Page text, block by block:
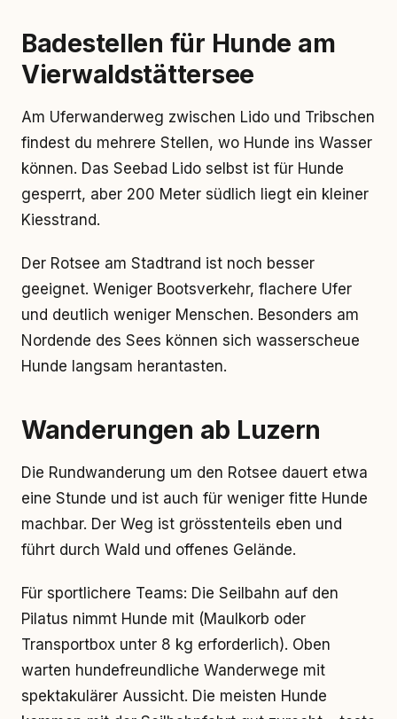
Badestellen für Hunde am
Vierwaldstättersee
Am Uferwanderweg zwischen Lido und Tribschen
findest du mehrere Stellen, wo Hunde ins Wasser
können. Das Seebad Lido selbst ist für Hunde
gesperrt, aber 200 Meter südlich liegt ein kleiner
Kiesstrand.
Der Rotsee am Stadtrand ist noch besser
geeignet. Weniger Bootsverkehr, flachere Ufer
und deutlich weniger Menschen. Besonders am
Nordende des Sees können sich wasserscheue
Hunde langsam herantasten.
Wanderungen ab Luzern
Die Rundwanderung um den Rotsee dauert etwa
eine Stunde und ist auch für weniger fitte Hunde
machbar. Der Weg ist grösstenteils eben und
führt durch Wald und offenes Gelände.
Für sportlichere Teams: Die Seilbahn auf den
Pilatus nimmt Hunde mit (Maulkorb oder
Transportbox unter 8 kg erforderlich). Oben
warten hundefreundliche Wanderwege mit
spektakulärer Aussicht. Die meisten Hunde